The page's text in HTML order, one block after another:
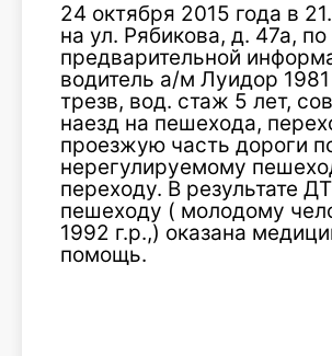
24 октября 2015 года в
на ул. Рябикова, д. 47а, по
предварительной
водитель а/м Луидор 1981
трезв, вод. стаж 5 лет,
наезд на пешехода,
проезжую часть дороги
нерегулируемому
переходу. В результате
пешеходу ( молодому
1992 г.р.,) оказана
помощь.